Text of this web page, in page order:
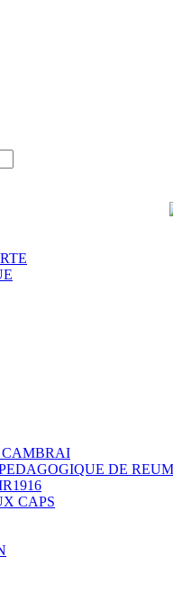
CAMBRAI
DE
CAPS